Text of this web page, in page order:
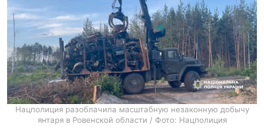
Нацполиция разоблачила масштабную незаконную добычу
янтаря в Ровенской области / Фото: Нацполиция